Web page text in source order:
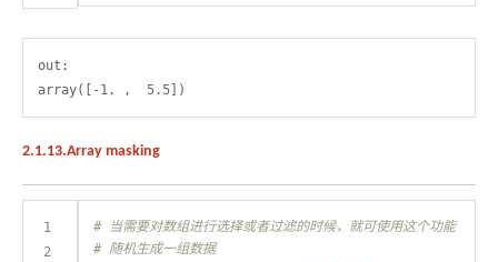
out:
2.1.13.Array masking
1
2
# 当需要对数组进行选择或者过滤的时候，就可使用这个功能
# 随机生成一组数据